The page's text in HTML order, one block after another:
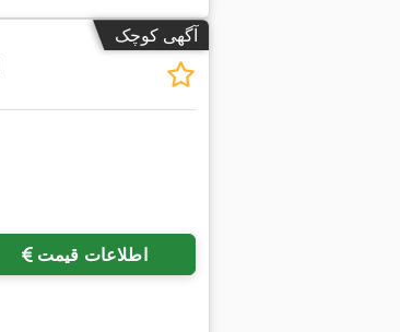
آگهی کوچک
اطلاعات قیمت